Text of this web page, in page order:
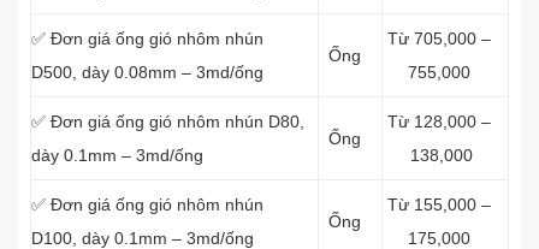
✅ Đơn giá ống gió nhôm nhún
D500, dày 0.08mm – 3md/ống
Ống
Từ 705,000 –
755,000
✅ Đơn giá ống gió nhôm nhún D80,
dày 0.1mm – 3md/ống
Ống
Từ 128,000 –
138,000
✅ Đơn giá ống gió nhôm nhún
D100, dày 0.1mm – 3md/ống
Ống
Từ 155,000 –
175,000